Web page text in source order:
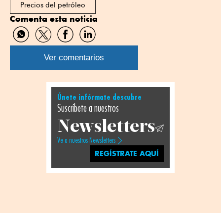
Precios del petróleo
Comenta esta noticia
Compartir
por
WhatsApp
Compartir
por
Twitter
Compartir
por
Facebook
Compartir
por
Linkedin
Ver comentarios
Únete infórmate descubre
Suscríbete a nuestros
Newsletters
Ve a nuestros Newsletters
REGÍSTRATE AQUÍ